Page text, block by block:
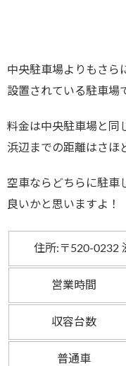
中央駐車場よりもさら
設置されている駐車場
料金は中央駐車場と同
浜辺までの距離はさほ
空車ならどちらに駐車
良いかと思いますよ！
住所:〒520-0232
営業時間
収容台数
普通車